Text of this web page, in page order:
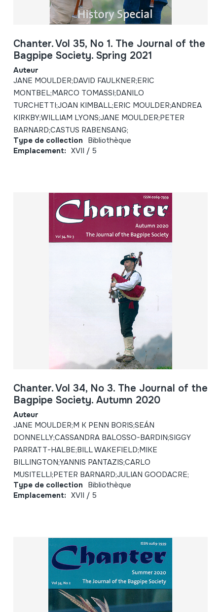
Chanter. Vol 35, No 1. The Journal of the
Bagpipe Society. Spring 2021
Auteur
JANE MOULDER;DAVID FAULKNER;ERIC
MONTBEL;MARCO TOMASSI;DANILO
TURCHETTI;JOAN KIMBALL;ERIC MOULDER;ANDREA
KIRKBY;WILLIAM LYONS;JANE MOULDER;PETER
BARNARD;CASTUS RABENSANG;
Type de collection Bibliothèque
Emplacement: XVII / 5
Chanter. Vol 34, No 3. The Journal of the
Bagpipe Society. Autumn 2020
Auteur
JANE MOULDER;M K PENN BORIS;SEÁN
DONNELLY;CASSANDRA BALOSSO-BARDIN;SIGGY
PARRATT-HALBE;BILL WAKEFIELD;MIKE
BILLINGTON;YANNIS PANTAZIS;CARLO
MUSITELLI;PETER BARNARD;JULIAN GOODACRE;
Type de collection Bibliothèque
Emplacement: XVII / 5